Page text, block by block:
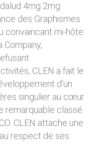
4mg 2mg
des Graphismes
convaincant mi-hôte
Company,
CLEN a fait le
d’un
singulier au cœur
remarquable classé
CLEN attache une
respect de ses
JavaScript. Le site
responsable de
l’utilisation du site.
s’engage à accéder
récent, ne
avec un navigateur
à-jour.
ET
droits de propriété
SITES
des liens vers des
être tenu
ces sites et de
fait par les
LA